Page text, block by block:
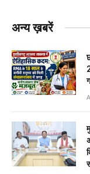
अन्य ख़बरें